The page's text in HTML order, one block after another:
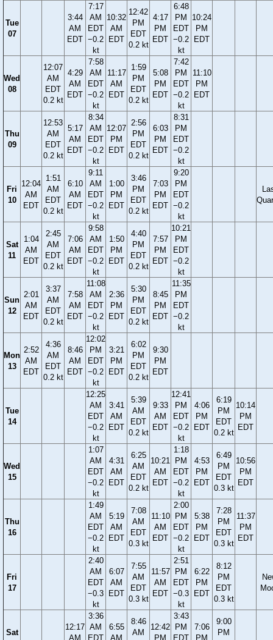
Tue
07
3:44
AM
EDT
7:17
AM
EDT
−0.2
kt
10:32
AM
EDT
12:42
PM
EDT
0.2 kt
4:17
PM
EDT
6:48
PM
EDT
−0.2
kt
10:24
PM
EDT
Wed
08
12:07
AM
EDT
0.2 kt
4:29
AM
EDT
7:58
AM
EDT
−0.2
kt
11:17
AM
EDT
1:59
PM
EDT
0.2 kt
5:08
PM
EDT
7:42
PM
EDT
−0.2
kt
11:10
PM
EDT
Thu
09
12:53
AM
EDT
0.2 kt
5:17
AM
EDT
8:34
AM
EDT
−0.2
kt
12:07
PM
EDT
2:56
PM
EDT
0.2 kt
6:03
PM
EDT
8:31
PM
EDT
−0.2
kt
Fri
10
12:04
AM
EDT
1:51
AM
EDT
0.2 kt
6:10
AM
EDT
9:11
AM
EDT
−0.2
kt
1:00
PM
EDT
3:46
PM
EDT
0.2 kt
7:03
PM
EDT
9:20
PM
EDT
−0.2
kt
Sat
11
1:04
AM
EDT
2:45
AM
EDT
0.2 kt
7:06
AM
EDT
9:58
AM
EDT
−0.2
kt
1:50
PM
EDT
4:40
PM
EDT
0.2 kt
7:57
PM
EDT
10:21
PM
EDT
−0.2
kt
Sun
12
2:01
AM
EDT
3:37
AM
EDT
0.2 kt
7:58
AM
EDT
11:08
AM
EDT
−0.2
kt
2:36
PM
EDT
5:30
PM
EDT
0.2 kt
8:45
PM
EDT
11:35
PM
EDT
−0.2
kt
Mon
13
2:52
AM
EDT
4:36
AM
EDT
0.2 kt
8:46
AM
EDT
12:02
PM
EDT
−0.2
kt
3:21
PM
EDT
6:02
PM
EDT
0.2 kt
9:30
PM
EDT
Tue
14
12:25
AM
EDT
−0.2
kt
3:41
AM
EDT
5:39
AM
EDT
0.2 kt
9:33
AM
EDT
12:41
PM
EDT
−0.2
kt
4:06
PM
EDT
6:19
PM
EDT
0.2 kt
10:14
PM
EDT
Wed
15
1:07
AM
EDT
−0.2
kt
4:31
AM
EDT
6:25
AM
EDT
0.2 kt
10:21
AM
EDT
1:18
PM
EDT
−0.2
kt
4:53
PM
EDT
6:49
PM
EDT
0.3 kt
10:56
PM
EDT
Thu
16
1:49
AM
EDT
−0.2
kt
5:19
AM
EDT
7:08
AM
EDT
0.3 kt
11:10
AM
EDT
2:00
PM
EDT
−0.2
kt
5:38
PM
EDT
7:28
PM
EDT
0.3 kt
11:37
PM
EDT
Fri
17
2:40
AM
EDT
−0.3
kt
6:07
AM
EDT
7:55
AM
EDT
0.3 kt
11:57
AM
EDT
2:51
PM
EDT
−0.3
kt
6:22
PM
EDT
8:12
PM
EDT
0.3 kt
Sat
12:17
AM
3:36
AM
EDT
6:55
AM
8:46
AM
12:42
PM
3:43
PM
EDT
7:06
PM
9:00
PM